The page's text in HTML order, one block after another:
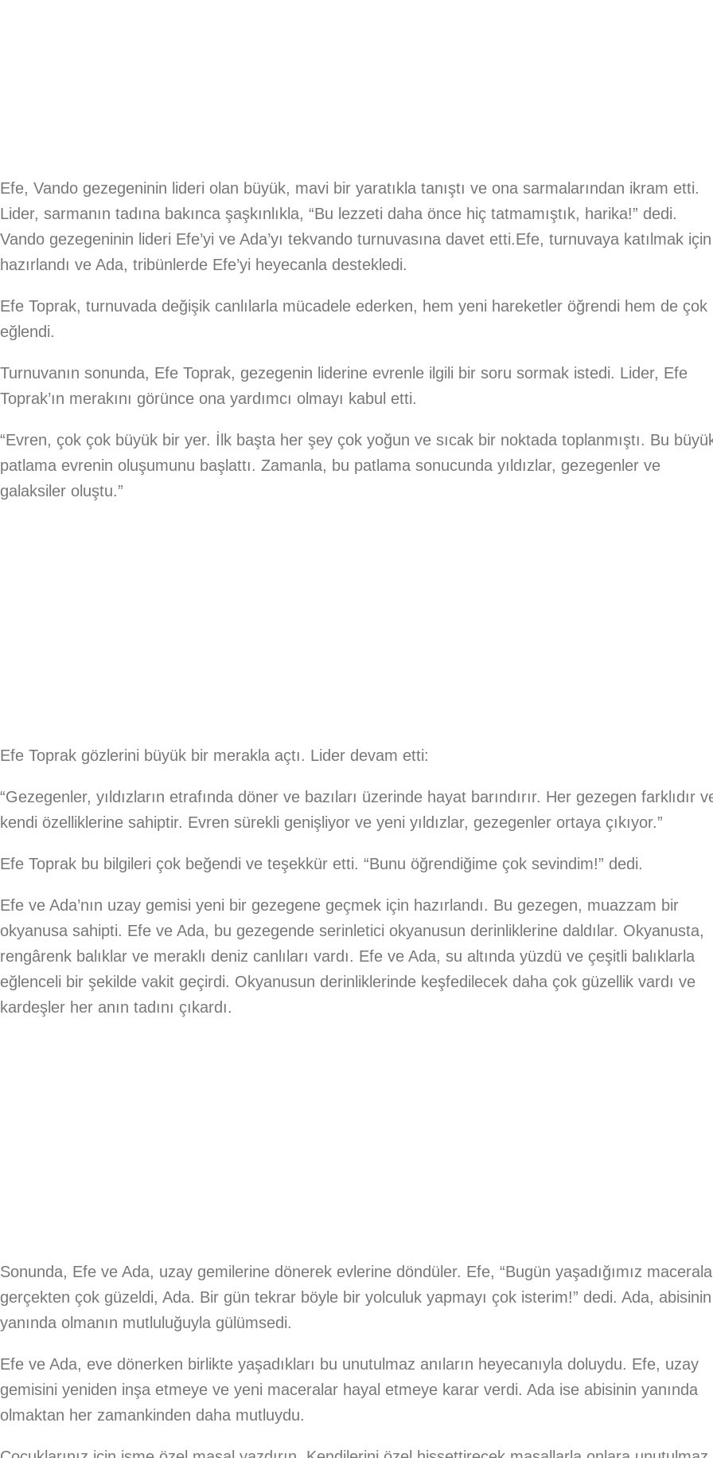
Efe, Vando gezegeninin lideri olan büyük, mavi bir yaratıkla tanıştı ve ona sarmalarından ikram etti.
Lider, sarmanın tadına bakınca şaşkınlıkla, “Bu lezzeti daha önce hiç tatmamıştık, harika!” dedi.
Vando gezegeninin lideri Efe’yi ve Ada’yı tekvando turnuvasına davet etti.Efe, turnuvaya katılmak için
hazırlandı ve Ada, tribünlerde Efe’yi heyecanla destekledi.
Efe Toprak, turnuvada değişik canlılarla mücadele ederken, hem yeni hareketler öğrendi hem de çok
eğlendi.
Turnuvanın sonunda, Efe Toprak, gezegenin liderine evrenle ilgili bir soru sormak istedi. Lider, Efe
Toprak’ın merakını görünce ona yardımcı olmayı kabul etti.
“Evren, çok çok büyük bir yer. İlk başta her şey çok yoğun ve sıcak bir noktada toplanmıştı. Bu
patlama evrenin oluşumunu başlattı. Zamanla, bu patlama sonucunda yıldızlar, gezegenler ve
galaksiler oluştu.”
Efe Toprak gözlerini büyük bir merakla açtı. Lider devam etti:
“Gezegenler, yıldızların etrafında döner ve bazıları üzerinde hayat barındırır. Her gezegen farklıdır
kendi özelliklerine sahiptir. Evren sürekli genişliyor ve yeni yıldızlar, gezegenler ortaya çıkıyor.”
Efe Toprak bu bilgileri çok beğendi ve teşekkür etti. “Bunu öğrendiğime çok sevindim!” dedi.
Efe ve Ada’nın uzay gemisi yeni bir gezegene geçmek için hazırlandı. Bu gezegen, muazzam bir
okyanusa sahipti. Efe ve Ada, bu gezegende serinletici okyanusun derinliklerine daldılar. Okyanusta,
rengârenk balıklar ve meraklı deniz canlıları vardı. Efe ve Ada, su altında yüzdü ve çeşitli balıklarla
eğlenceli bir şekilde vakit geçirdi. Okyanusun derinliklerinde keşfedilecek daha çok güzellik vardı ve
kardeşler her anın tadını çıkardı.
Sonunda, Efe ve Ada, uzay gemilerine dönerek evlerine döndüler. Efe, “Bugün yaşadığımız
gerçekten çok güzeldi, Ada. Bir gün tekrar böyle bir yolculuk yapmayı çok isterim!” dedi. Ada, abisinin
yanında olmanın mutluluğuyla gülümsedi.
Efe ve Ada, eve dönerken birlikte yaşadıkları bu unutulmaz anıların heyecanıyla doluydu. Efe, uzay
gemisini yeniden inşa etmeye ve yeni maceralar hayal etmeye karar verdi. Ada ise abisinin yanında
olmaktan her zamankinden daha mutluydu.